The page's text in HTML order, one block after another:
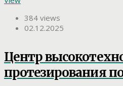
384 views
02.12.2025
Центр
протезирования